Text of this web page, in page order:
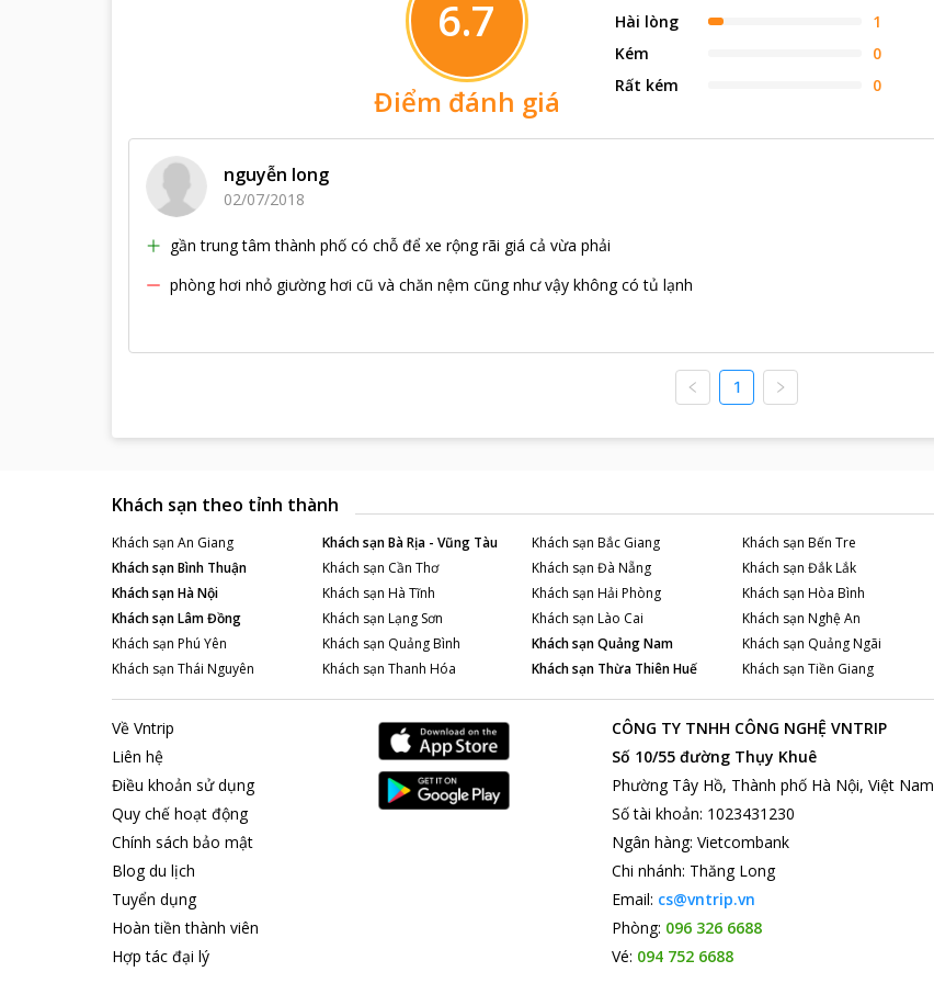
6.7
Điểm đánh giá
Hài lòng
1
Kém
0
Rất kém
0
nguyễn long
02/07/2018
gần trung tâm thành phố có chỗ để xe rộng rãi giá cả vừa phải
phòng hơi nhỏ giường hơi cũ và chăn nệm cũng như vậy không có tủ lạnh
1
Khách sạn theo tỉnh thành
Khách sạn An Giang Khách sạnBà Rịa - Vũng Tàu Khách sạn Bắc Giang Khách sạn Bến Tre
Khách sạnBình Thuận Khách sạn Cần Thơ Khách sạn Đà Nẵng Khách sạn Đắk Lắk
Khách sạnHà Nội Khách sạn Hà Tĩnh Khách sạn Hải Phòng Khách sạn Hòa Bình
Khách sạnLâm Đồng Khách sạn Lạng Sơn Khách sạn Lào Cai Khách sạn Nghệ An
Khách sạn Phú Yên Khách sạn Quảng Bình Khách sạnQuảng Nam Khách sạn Quảng Ngãi
Khách sạn Thái Nguyên Khách sạn Thanh Hóa Khách sạn Thừa Thiên Huế Khách sạn Tiền Giang
Về Vntrip
Liên hệ
Điều khoản sử dụng
Quy chế hoạt động
Chính sách bảo mật
Blog du lịch
Tuyển dụng
Hoàn tiền thành viên
Hợp tác đại lý
CÔNG TY TNHH CÔNG NGHỆ VNTRIP
Số 10/55 đường Thụy Khuê
Phường Tây Hồ, Thành phố Hà Nội, Việt Nam
Số tài khoản: 1023431230
Ngân hàng: Vietcombank
Chi nhánh: Thăng Long
Email: cs@vntrip.vn
Phòng: 096 326 6688
Vé: 094 752 6688